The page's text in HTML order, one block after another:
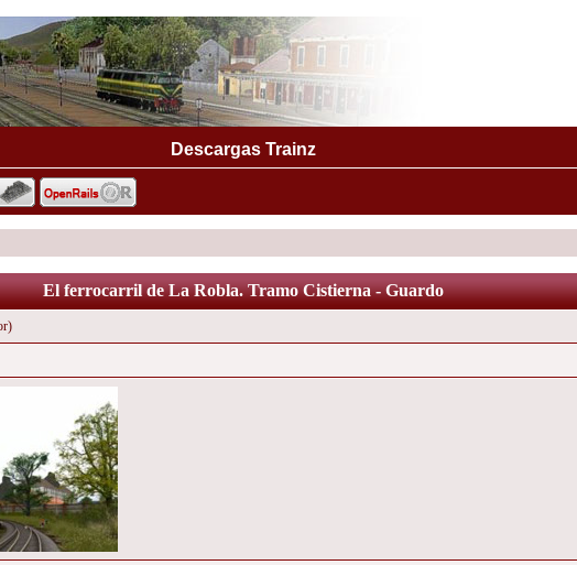
Descargas Trainz
El ferrocarril de La Robla. Tramo Cistierna - Guardo